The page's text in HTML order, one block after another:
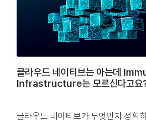
클라우드 네이티브는 아는데
Infrastructure는 모르신다고요
클라우드 네이티브가 무엇인지 정확